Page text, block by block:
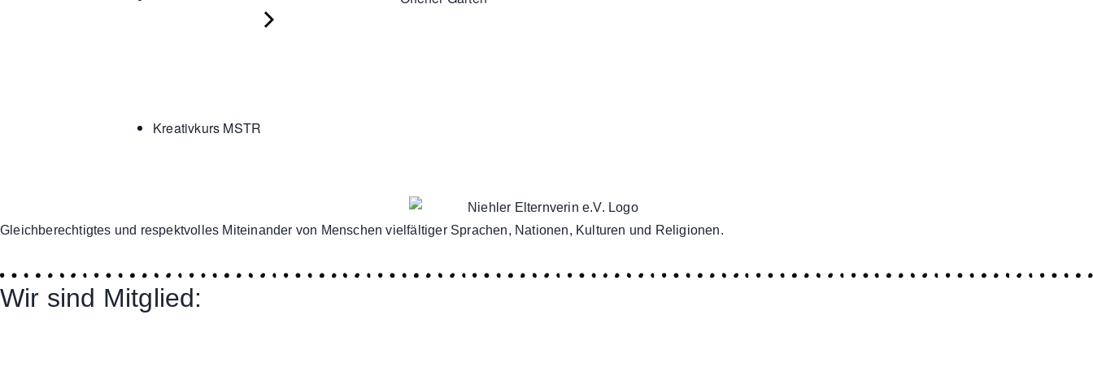
Kreativkurs MSTR
Gleichberechtigtes und respektvolles Miteinander von Menschen vielfältiger Sprachen, Nationen, Kulturen und Religionen.
Wir sind Mitglied: